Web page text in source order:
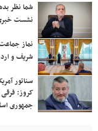
شما نظر
نشست
نماز
شریف و
سناتور
کروز: فرقی
جمهوری